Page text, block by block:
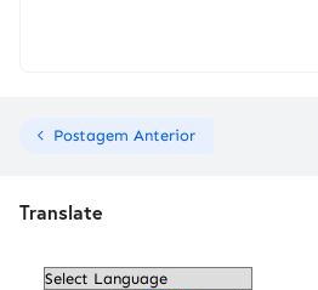
Postagem Anterior
Translate